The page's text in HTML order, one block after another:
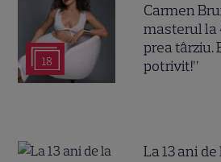
18
Carmen
masterul la
prea târziu.
potrivit!”
La 13 ani